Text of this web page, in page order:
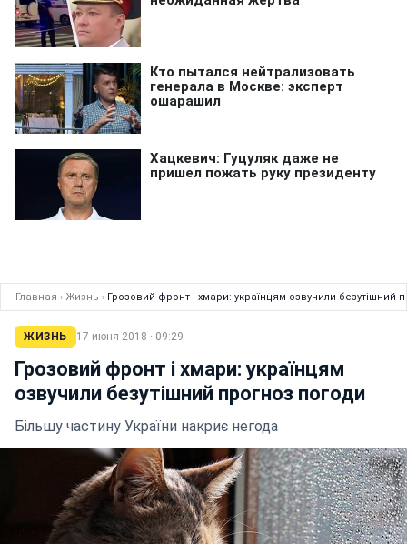
Главная › Жизнь › Грозовий фронт і хмари: українцям озвучили безутішний
ЖИЗНЬ 17 июня 2018 · 09:29
Грозовий фронт і хмари: українцям
озвучили безутішний прогноз погоди
Більшу частину України накриє негода